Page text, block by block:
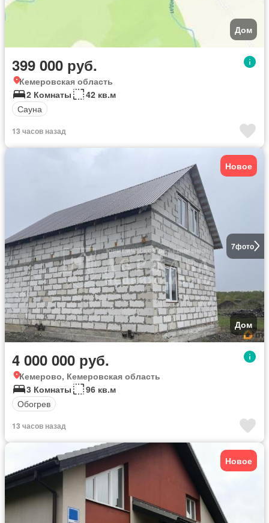
Дом
399 000 руб.
Кемеровская область
2 Комнаты
42 кв.м
Сауна
13 часов назад
7фото
Новое
Дом
4 000 000 руб.
Кемерово, Кемеровская область
3 Комнаты
96 кв.м
Обогрев
13 часов назад
Новое